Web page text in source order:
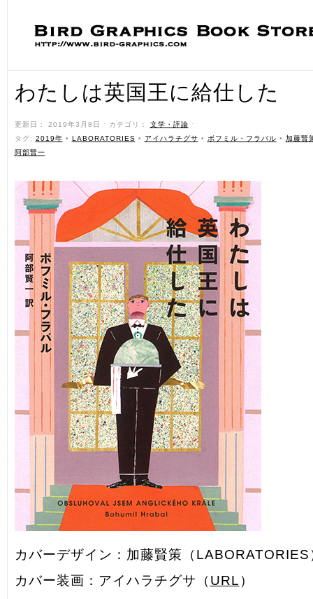
わたしは英国王に給仕した
更新日： 2019年3月8日 ˑ カテゴリ： 文学・評論 ˑ
タグ: 2019年 • LABORATORIES • アイハラチグサ • ボフミル・フラバル • 加藤賢
阿部賢一
カバーデザイン：加藤賢策（LABORATORIES
カバー装画：アイハラチグサ（ URL ）